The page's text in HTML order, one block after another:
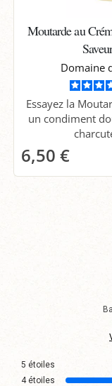
Moutarde au
Domaine
Essayez la
un condiment
6,50 €
5 étoiles
4 étoiles